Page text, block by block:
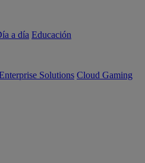
a día Educación
Solutions Cloud Gaming